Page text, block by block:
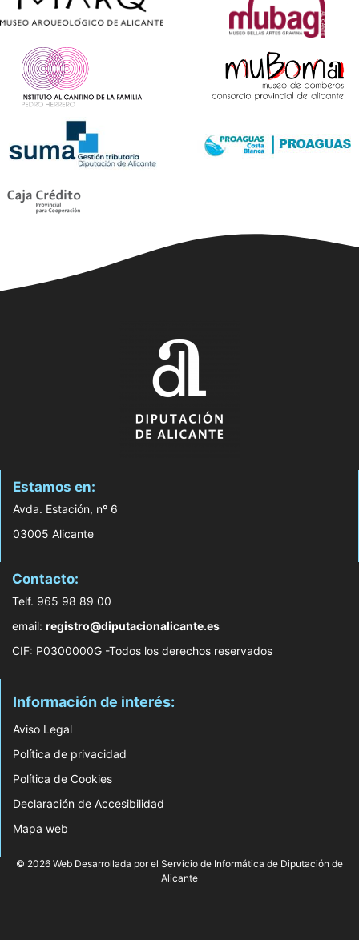
Estamos en:
Avda. Estación, nº 6
03005 Alicante
Contacto:
Telf. 965 98 89 00
email: registro@diputacionalicante.es
CIF: P0300000G -Todos los derechos reservados
Información de interés:
Aviso Legal
Política de privacidad
Política de Cookies
Declaración de Accesibilidad
Mapa web
© 2026 Web Desarrollada por el Servicio de Informática de Diputación de
Alicante